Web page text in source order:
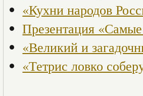
«Кухни народов
Презентация
«Великий и
«Тетрис ловко